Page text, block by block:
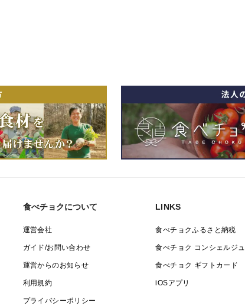
食べチョクについて
運営会社
ガイド/お問い合わせ
運営からのお知らせ
利用規約
プライバシーポリシー
LINKS
食べチョクふるさと納税
食べチョク コンシェルジュ
食べチョク ギフトカード
iOSアプリ